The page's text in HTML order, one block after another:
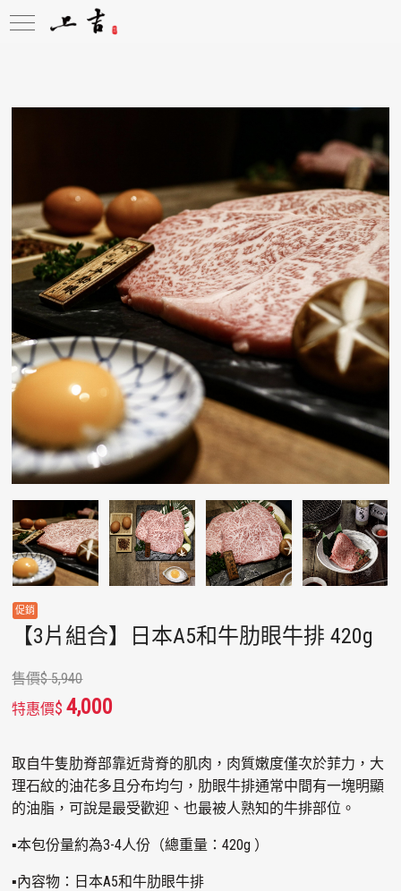
【3片組合】日本A5和牛肋眼牛排 420g
售價$ 5,940
特惠價$ 4,000
取自牛隻肋脊部靠近背脊的肌肉，肉質嫩度僅次於菲力，大
理石紋的油花多且分布均勻，肋眼牛排通常中間有一塊明顯
的油脂，可說是最受歡迎、也最被人熟知的牛排部位。
▪本包份量約為3-4人份（總重量：420g ）
▪內容物：日本A5和牛肋眼牛排